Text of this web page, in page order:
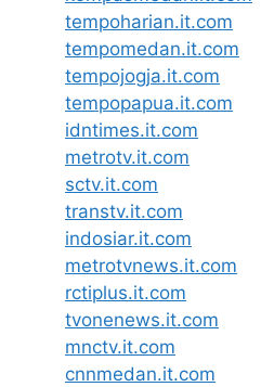
tempoharian.it.com
tempomedan.it.com
tempojogja.it.com
tempopapua.it.com
idntimes.it.com
metrotv.it.com
sctv.it.com
transtv.it.com
indosiar.it.com
metrotvnews.it.com
rctiplus.it.com
tvonenews.it.com
mnctv.it.com
cnnmedan.it.com